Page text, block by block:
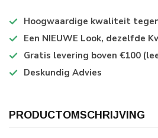
Hoogwaardige kwaliteit
Een NIEUWE Look, dezelfde
Gratis levering boven €100
Deskundig Advies
PRODUCTOMSCHRIJVING